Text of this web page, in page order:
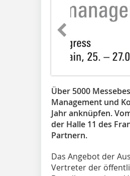
Über 5000
Management und
Jahr anknüpfen.
der Halle 11 des
Partnern.
Das Angebot der
Vertreter der